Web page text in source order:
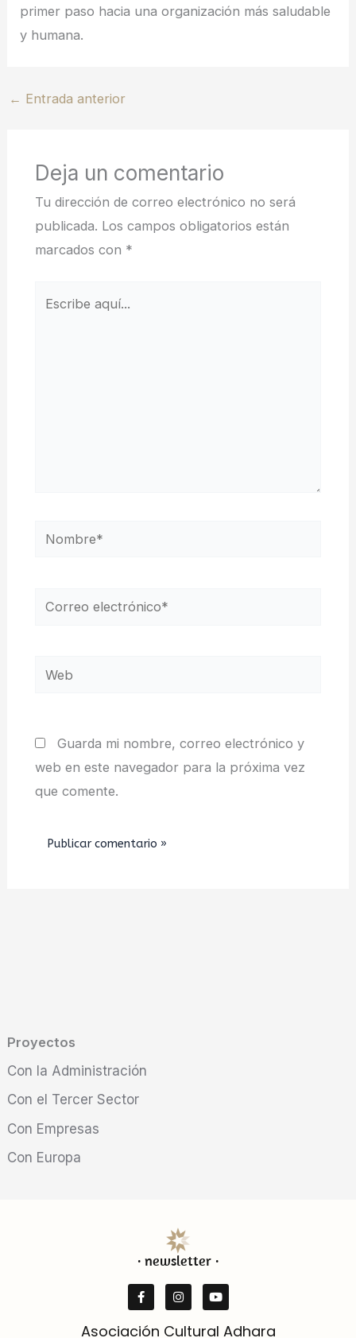
Proyectos
Con la Administración
Con el Tercer Sector
Con Empresas
Con Europa
primer paso hacia una organización más saludable
y humana.
← Entrada anterior
Deja un comentario
Tu dirección de correo electrónico no será
publicada. Los campos obligatorios están
marcados con *
Nombre*
Correo
Web
Guarda mi nombre, correo electrónico y
web en este navegador para la próxima vez
que comente.
· newsletter ·
a
c
e
o
n
s
t
g
o
u
t
b
Asociación Cultural Adhara